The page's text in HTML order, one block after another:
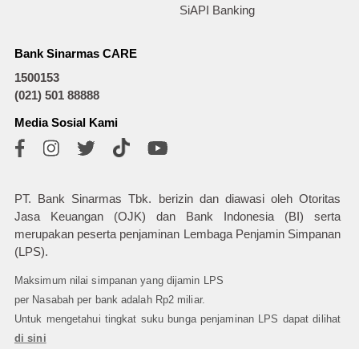
SiAPI Banking
Bank Sinarmas CARE
1500153
(021) 501 88888
Media Sosial Kami
PT. Bank Sinarmas Tbk. berizin dan diawasi oleh Otoritas
Jasa Keuangan (OJK) dan Bank Indonesia (BI) serta
merupakan peserta penjaminan Lembaga Penjamin Simpanan
(LPS).
Maksimum nilai simpanan yang dijamin LPS
per Nasabah per bank adalah Rp2 miliar.
Untuk mengetahui tingkat suku bunga penjaminan LPS dapat dilihat
di sini